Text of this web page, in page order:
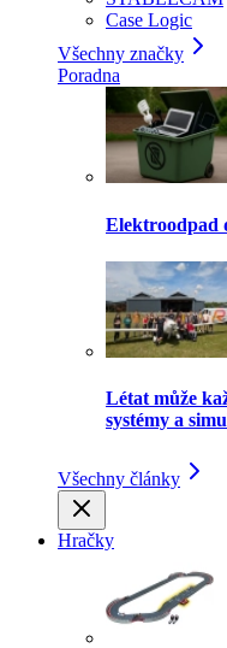
Case Logic
Všechny značky
Poradna
Elektroodpad
Létat může
systémy a
Všechny články
Hračky